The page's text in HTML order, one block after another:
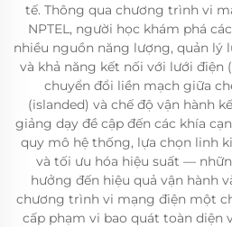
tế. Thông qua chương trình vi
NPTEL, người học khám phá
nhiều nguồn năng lượng, quản lý
và khả năng kết nối với lưới điện
chuyển đổi liền mạch giữa
(islanded) và chế độ vận hành
giảng dạy đề cập đến các khía
quy mô hệ thống, lựa chọn linh
và tối ưu hóa hiệu suất —
hưởng đến hiệu quả vận hành
chương trình vi mạng điện một
cấp phạm vi bao quát toàn diện